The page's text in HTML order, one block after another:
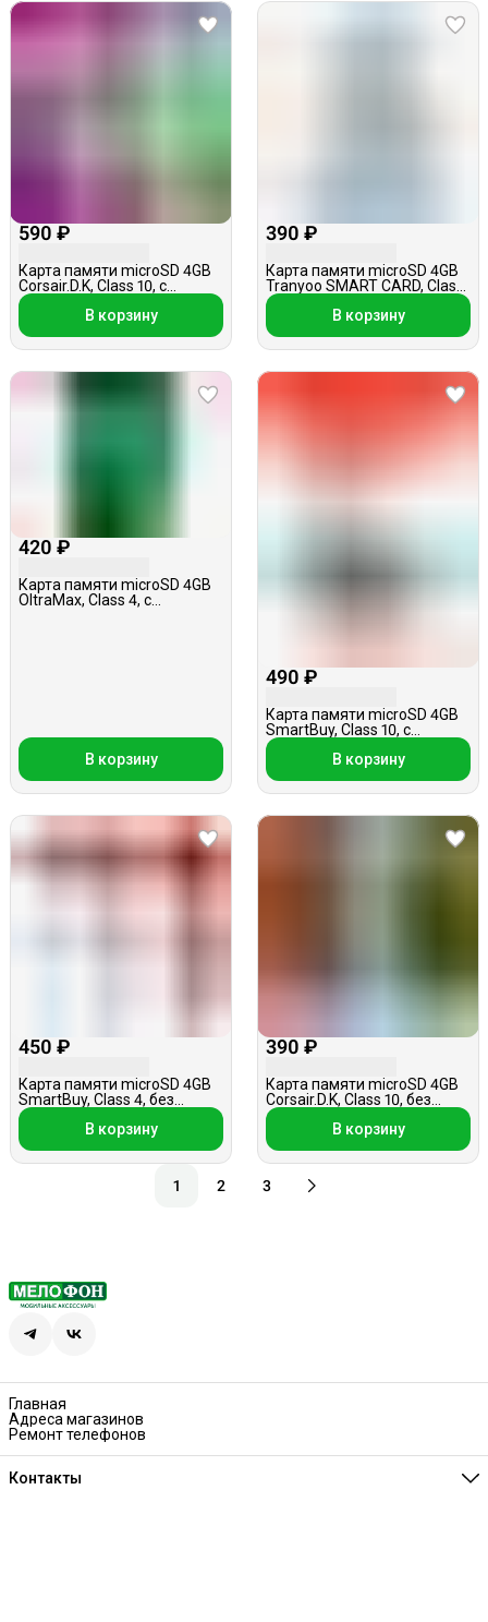
590 ₽
Карта памяти microSD 4GB
Corsair.D.K, Class 10, c
адаптером
В корзину
390 ₽
Карта памяти microSD 4GB
Tranyoo SMART CARD, Class
6, без адаптера АКЦИЯ
В корзину
420 ₽
Карта памяти microSD 4GB
OltraMax, Class 4, с
В корзину
490 ₽
Карта памяти microSD 4GB
SmartBuy, Class 10, с
адаптером
В корзину
450 ₽
Карта памяти microSD 4GB
SmartBuy, Class 4, без
адаптера
В корзину
390 ₽
Карта памяти microSD 4GB
Corsair.D.K, Class 10, без
адаптера АКЦИЯ
В корзину
1 2 3
Главная
Адреса магазинов
Ремонт телефонов
Контакты